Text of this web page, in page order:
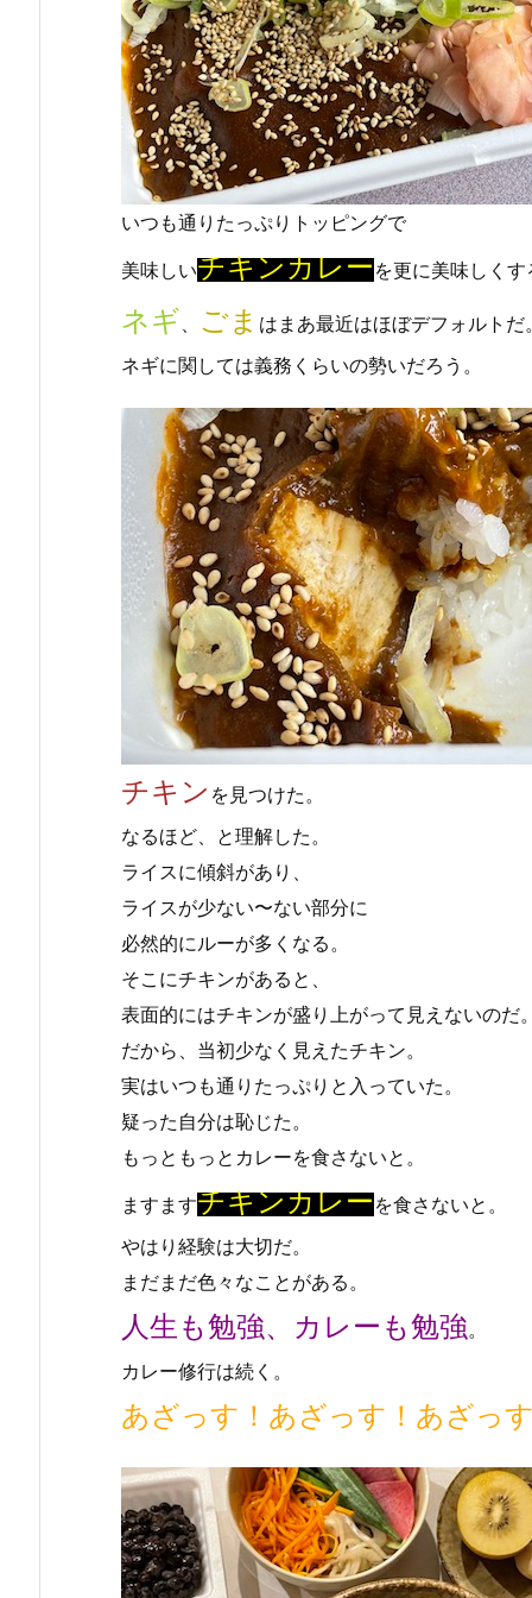
いつも通りたっぷりトッピングで
美味しいチキンカレーを更に美味しくす
ネギ、 ごま はまあ最近はほぼデフォルトだ
ネギに関しては義務くらいの勢いだろう。
チキン を見つけた。
なるほど、と理解した。
ライスに傾斜があり、
ライスが少ない〜ない部分に
必然的にルーが多くなる。
そこにチキンがあると、
表面的にはチキンが盛り上がって見えないのだ
だから、当初少なく見えたチキン。
実はいつも通りたっぷりと入っていた。
疑った自分は恥じた。
もっともっとカレーを食さないと。
ますますチキンカレーを食さないと。
やはり経験は大切だ。
まだまだ色々なことがある。
人生も勉強、カレーも勉強。
カレー修行は続く。
あざっす！あざっす！あざっ